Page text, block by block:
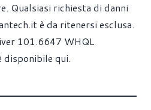
Qualsiasi richiesta di danni
è da ritenersi esclusa.
101.6647 WHQL
disponibile qui.